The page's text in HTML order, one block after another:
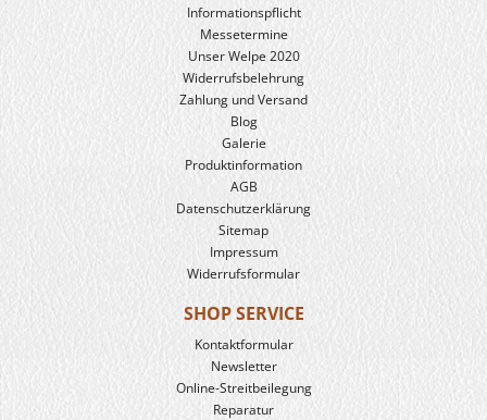
Informationspflicht
Messetermine
Unser Welpe 2020
Widerrufs­belehrung
Zahlung und Versand
Blog
Galerie
Produkt­information
AGB
Datenschutzerklärung
Sitemap
Impressum
Widerrufsformular
SHOP SERVICE
Kontaktformular
Newsletter
Online-Streitbeilegung
Reparatur